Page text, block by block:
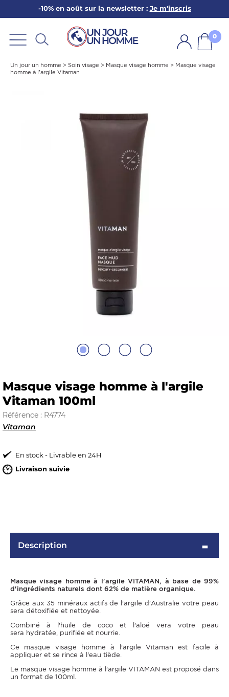
-10% en août sur la newsletter : Je m'inscris
0
Un jour un homme > Soin visage > Masque visage homme > Masque visage
homme à l'argile Vitaman
Masque visage homme à l'argile
Vitaman 100ml
Référence : R4774
Vitaman
En stock - Livrable en 24H
Livraison suivie
Description
Masque visage homme à l'argile VITAMAN, à base de 99%
d'ingrédients naturels dont 62% de matière organique.
Grâce aux 35 minéraux actifs de l'argile d'Australie votre peau
sera détoxifiée et nettoyée.
Combiné à l'huile de coco et l'aloé vera votre peau
sera hydratée, purifiée et nourrie.
Ce masque visage homme à l'argile Vitaman est facile à
appliquer et se rince à l'eau tiède.
Le masque visage homme à l'argile VITAMAN est proposé dans
un format de 100ml.